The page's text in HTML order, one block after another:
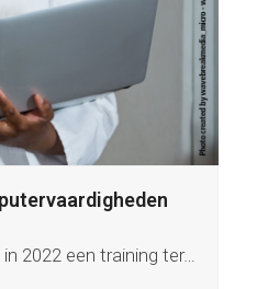
2022 een training ter…